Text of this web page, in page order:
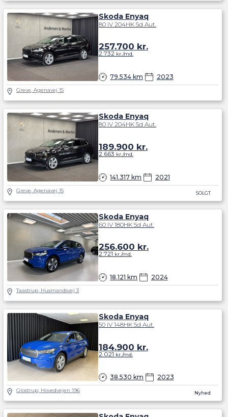
Skoda Enyaq
80 iV 204HK 5d Aut.
79.534 km 2023
257.700 kr.
2.732kr./md.
Greve, Agenavej 15
SOLGT
Skoda Enyaq
80 iV 204HK 5d Aut.
141.317 km 2021
189.900 kr.
2.663 kr./md.
Greve, Agenavej 15
Skoda Enyaq
60 iV 180HK 5d Aut.
18.121 km 2024
256.600 kr.
2.721 kr./md.
Taastrup, Husmandsvej 3
Nyhed
Skoda Enyaq
50 iV 148HK 5d Aut.
38.530 km 2023
184.900 kr.
2.021 kr./md.
Glostrup, Hovedvejen 196